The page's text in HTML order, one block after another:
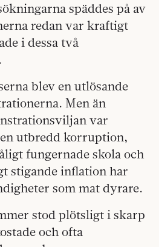
späddes på av
redan var kraftigt
i dessa två
blev en utlösande
Men än
var
utbredd korruption,
fungernade skola och
stigande inflation har
som mat dyrare.
stod plötsligt i skarp
och ofta